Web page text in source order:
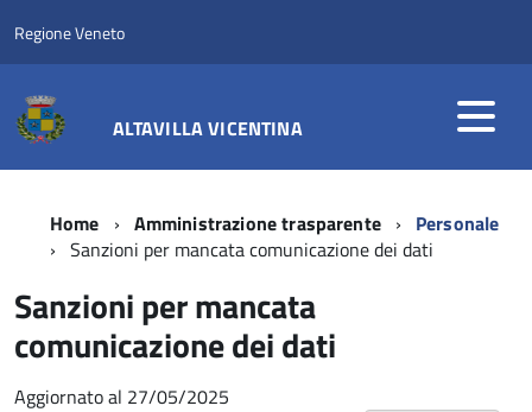
Regione Veneto
ALTAVILLA VICENTINA
Home Amministrazione trasparente
Personale
Sanzioni per mancata comunicazione dei dati
Sanzioni per mancata
comunicazione dei dati
Aggiornato al 27/05/2025